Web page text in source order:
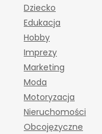
Dziecko
Edukacja
Hobby
Imprezy
Marketing
Moda
Motoryzacja
Nieruchomości
Obcojęzyczne